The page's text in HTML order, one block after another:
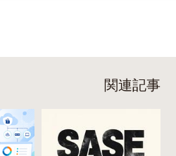
関連記事